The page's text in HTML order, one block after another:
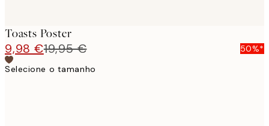
Toasts Poster
9,98 €19,95 €
50%*
Selecione o tamanho